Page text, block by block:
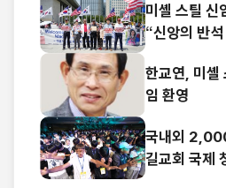
미셸 스틸
“신앙의 반
한교연, 미셸
임 환영
국내외
길교회 국제